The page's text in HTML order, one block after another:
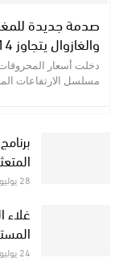
صدمة جديدة
والغازوال يتجاوز 14 درهماً
دخلت أسعار المحروقات
مسلسل الارتفاعات
28 يوليو 2026
غلاء
24 يوليو 2026